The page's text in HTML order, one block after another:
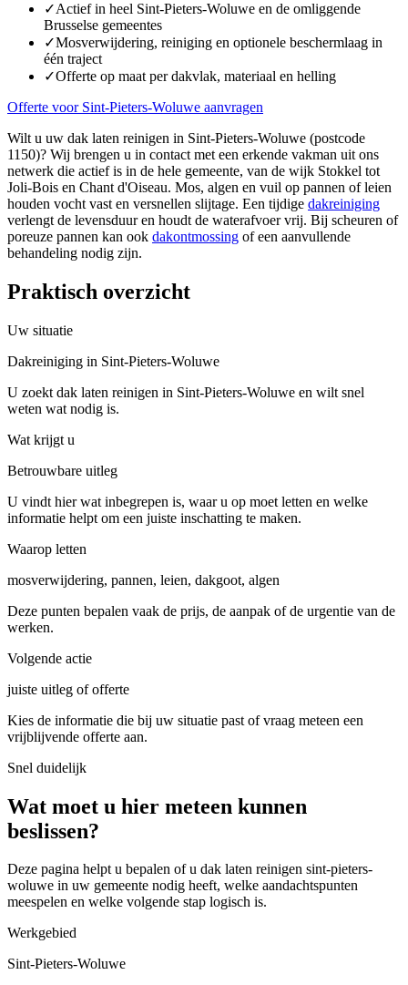
✓Actief in heel Sint-Pieters-Woluwe en de omliggende
Brusselse gemeentes
✓Mosverwijdering, reiniging en optionele beschermlaag in
één traject
✓Offerte op maat per dakvlak, materiaal en helling
Offerte voor Sint-Pieters-Woluwe aanvragen
Wilt u uw dak laten reinigen in Sint-Pieters-Woluwe (postcode
1150)? Wij brengen u in contact met een erkende vakman uit ons
netwerk die actief is in de hele gemeente, van de wijk Stokkel tot
Joli-Bois en Chant d'Oiseau. Mos, algen en vuil op pannen of leien
houden vocht vast en versnellen slijtage. Een tijdige dakreiniging
verlengt de levensduur en houdt de waterafvoer vrij. Bij scheuren of
poreuze pannen kan ook dakontmossing of een aanvullende
behandeling nodig zijn.
Praktisch overzicht
Uw situatie
Dakreiniging in Sint-Pieters-Woluwe
U zoekt dak laten reinigen in Sint-Pieters-Woluwe en wilt snel
weten wat nodig is.
Wat krijgt u
Betrouwbare uitleg
U vindt hier wat inbegrepen is, waar u op moet letten en welke
informatie helpt om een juiste inschatting te maken.
Waarop letten
mosverwijdering, pannen, leien, dakgoot, algen
Deze punten bepalen vaak de prijs, de aanpak of de urgentie van de
werken.
Volgende actie
juiste uitleg of offerte
Kies de informatie die bij uw situatie past of vraag meteen een
vrijblijvende offerte aan.
Snel duidelijk
Wat moet u hier meteen kunnen
beslissen?
Deze pagina helpt u bepalen of u dak laten reinigen sint-pieters-
woluwe in uw gemeente nodig heeft, welke aandachtspunten
meespelen en welke volgende stap logisch is.
Werkgebied
Sint-Pieters-Woluwe